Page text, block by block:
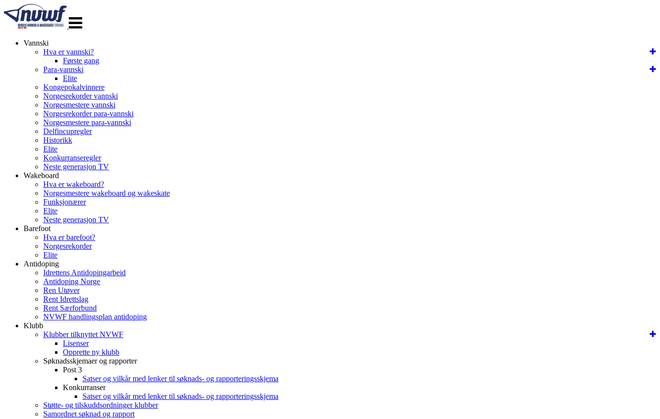
navigasjon
Vannski
Hva er vannski?
Første gang
Para-vannski
Elite
Kongepokalvinnere
Norgesrekorder vannski
Norgesmestere vannski
Norgesrekorder para-vannski
Norgesmestere para-vannski
Delfincupregler
Historikk
Elite
Konkurranseregler
Neste generasjon TV
Wakeboard
Hva er wakeboard?
Norgesmestere wakeboard og wakeskate
Funksjonærer
Elite
Neste generasjon TV
Barefoot
Hva er barefoot?
Norgesrekorder
Elite
Antidoping
Idrettens Antidopingarbeid
Antidoping Norge
Ren Utøver
Rent Idrettslag
Rent Særforbund
NVWF handlingsplan antidoping
Klubb
Klubber tilknyttet NVWF
Lisenser
Opprette ny klubb
Søknadsskjemaer og rapporter
Post 3
Satser og vilkår med lenker til søknads- og rapporteringsskjema
Konkurranser
Satser og vilkår med lenker til søknads- og rapporteringsskjema
Støtte- og tilskuddsordninger klubber
Samordnet søknad og rapport